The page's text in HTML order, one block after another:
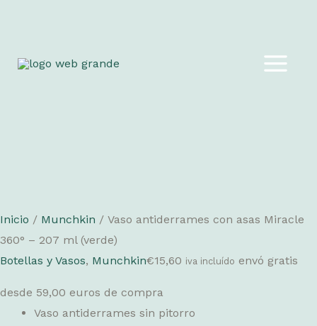
MAIN
Inicio / Munchkin / Vaso antiderrames con asas Miracle
360° – 207 ml (verde)
Botellas y Vasos, Munchkin€15,60 iva incluído envó gratis
desde 59,00 euros de compra
Vaso antiderrames sin pitorro